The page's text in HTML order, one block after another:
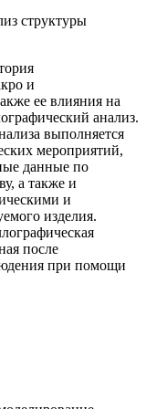
структуры
и
ее влияния на
анализ.
выполняется
мероприятий,
данные по
а также и
и
изделия.
после
при помощи